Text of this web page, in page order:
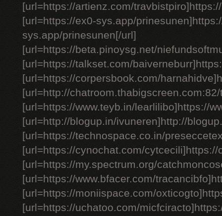
[url=https://artienz.com/
[url=https://ex0-sys.app/
sys.app/prinesunen[/url]
[url=https://beta.pinoysg.net/
[url=https://talkset.com/
[url=https://corpersbook.com/
[url=http://
[url=https://www.teyb.in/learlilibo]https://
[url=http://blogup.in/ivuneren]http://
[url=https://technospace.co.in/
[url=https://cynochat.com/
[url=https://my.spectrum.org/
[url=https://www.bfacer.com/
[url=https://moniispace.com/
[url=https://uchatoo.com/